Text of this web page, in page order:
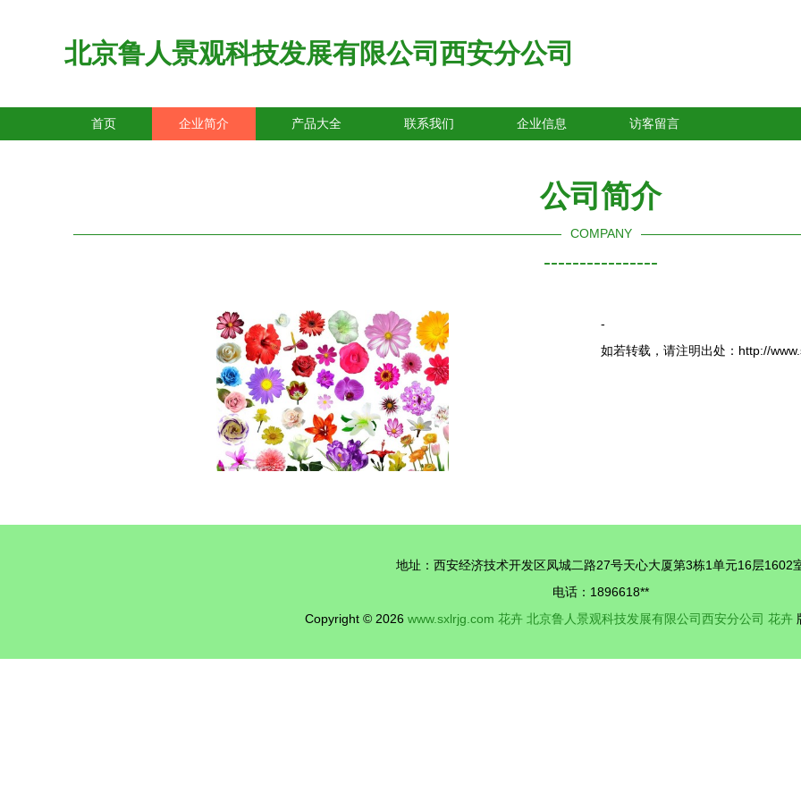
北京鲁人景观科技发展有限公司西安分公司
首页 企业简介 产品大全 联系我们 企业信息 访客留言
公司简介
COMPANY
----------------
-
如若转载，请注明出处：http://
地址：西安经济技术开发区凤城二路27号天心大厦第3栋1单元16层1602
电话：1896618**
Copyright © 2026 www.sxlrjg.com 花卉 北京鲁人景观科技发展有限公司西安分公司 花卉